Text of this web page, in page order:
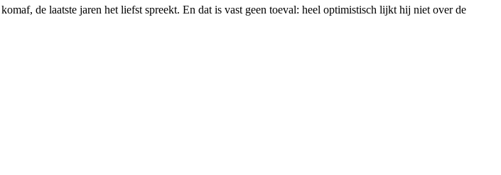
de laatste jaren het liefst spreekt. En dat is vast geen toeval: heel optimistisch lijkt hij niet over de